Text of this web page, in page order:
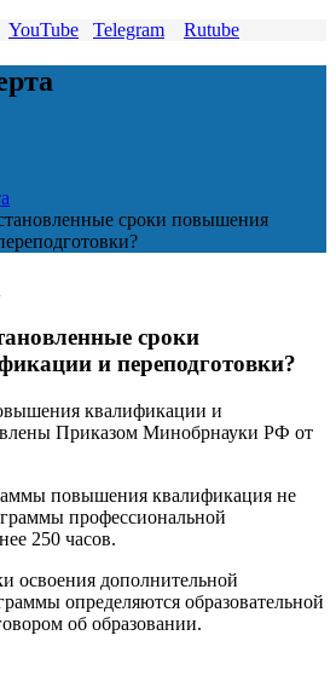
YouTube Telegram Rutube
сроки повышения
сроки
и переподготовки?
квалификации и
Приказом Минобрнауки РФ от
повышения квалификация не
профессиональной
250 часов.
освоения дополнительной
определяются образовательной
об образовании.